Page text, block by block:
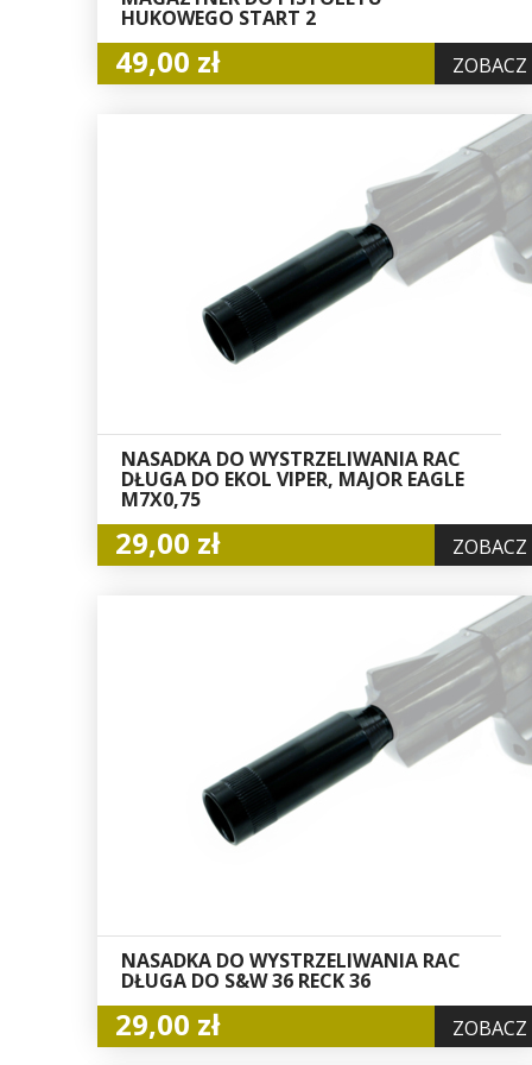
HUKOWEGO START 2
49,00 zł ZOBACZ
NASADKA DO WYSTRZELIWANIA RAC
DŁUGA DO EKOL VIPER, MAJOR EAGLE
M7X0,75
29,00 zł ZOBACZ
NASADKA DO WYSTRZELIWANIA RAC
DŁUGA DO S&W 36 RECK 36
29,00 zł ZOBACZ